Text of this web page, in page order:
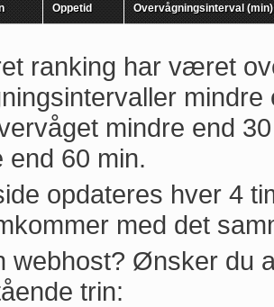
Oppetid Overvågningsinterval (min)
ranking har været
mindre end
end 60 min.
opdateres hver 4
med det
webhost? Ønsker du
trin: